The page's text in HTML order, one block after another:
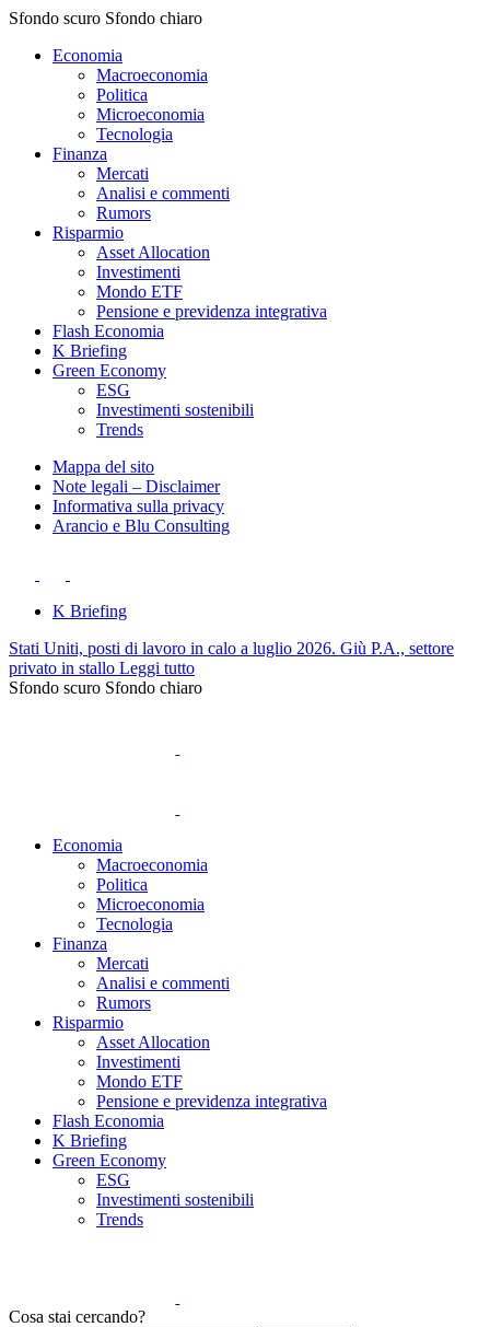
Sfondo scuro Sfondo chiaro
Economia
Macroeconomia
Politica
Microeconomia
Tecnologia
Finanza
Mercati
Analisi e commenti
Rumors
Risparmio
Asset Allocation
Investimenti
Mondo ETF
Pensione e previdenza integrativa
Flash Economia
K Briefing
Green Economy
ESG
Investimenti sostenibili
Trends
Mappa del sito
Note legali – Disclaimer
Informativa sulla privacy
Arancio e Blu Consulting
K Briefing
Stati Uniti, posti di lavoro in calo a luglio 2026. Giù P.A., settore
privato in stallo Leggi tutto
Sfondo scuro Sfondo chiaro
Economia
Macroeconomia
Politica
Microeconomia
Tecnologia
Finanza
Mercati
Analisi e commenti
Rumors
Risparmio
Asset Allocation
Investimenti
Mondo ETF
Pensione e previdenza integrativa
Flash Economia
K Briefing
Green Economy
ESG
Investimenti sostenibili
Trends
Cosa stai cercando?